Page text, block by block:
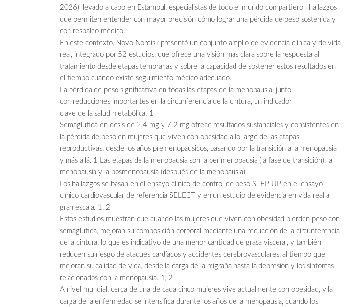
2026) llevado a cabo en Estambul, especialistas de todo el mundo compartieron hallazgos
que permiten entender con mayor precisión cómo lograr una pérdida de peso sostenida y
con respaldo médico.
En este contexto, Novo Nordisk presentó un conjunto amplio de evidencia clínica y de vida
real, integrado por 52 estudios, que ofrece una visión más clara sobre la respuesta al
tratamiento desde etapas tempranas y sobre la capacidad de sostener estos resultados en
el tiempo cuando existe seguimiento médico adecuado.
La pérdida de peso significativa en todas las etapas de la menopausia, junto
con reducciones importantes en la circunferencia de la cintura, un indicador
clave de la salud metabólica. 1
Semaglutida en dosis de 2.4 mg y 7.2 mg ofrece resultados sustanciales y consistentes en
la pérdida de peso en mujeres que viven con obesidad a lo largo de las etapas
reproductivas, desde los años premenopáusicos, pasando por la transición a la menopausia
y más allá. 1 Las etapas de la menopausia son la perimenopausia (la fase de transición), la
menopausia y la posmenopausia (después de la menopausia).
Los hallazgos se basan en el ensayo clínico de control de peso STEP UP, en el ensayo
clínico cardiovascular de referencia SELECT y en un estudio de evidencia en vida real a
gran escala. 1, 2
Estos estudios muestran que cuando las mujeres que viven con obesidad pierden peso con
semaglutida, mejoran su composición corporal mediante una reducción de la circunferencia
de la cintura, lo que es indicativo de una menor cantidad de grasa visceral, y también
reducen su riesgo de ataques cardíacos y accidentes cerebrovasculares, al tiempo que
mejoran su calidad de vida, desde la carga de la migraña hasta la depresión y los síntomas
relacionados con la menopausia. 1, 2
A nivel mundial, cerca de una de cada cinco mujeres vive actualmente con obesidad, y la
carga de la enfermedad se intensifica durante los años de la menopausia, cuando los